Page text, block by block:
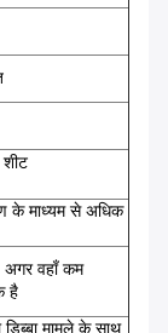
शीट
के माध्यम से अधिक
अगर वहाँ कम
है
मामले के साथ